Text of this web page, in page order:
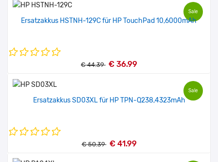
Sale
Ersatzakkus HSTNH-129C für HP TouchPad 10,6000mAh
€ 44.39 € 36.99
Sale
Ersatzakkus SD03XL für HP TPN-Q238,4323mAh
€ 50.39 € 41.99